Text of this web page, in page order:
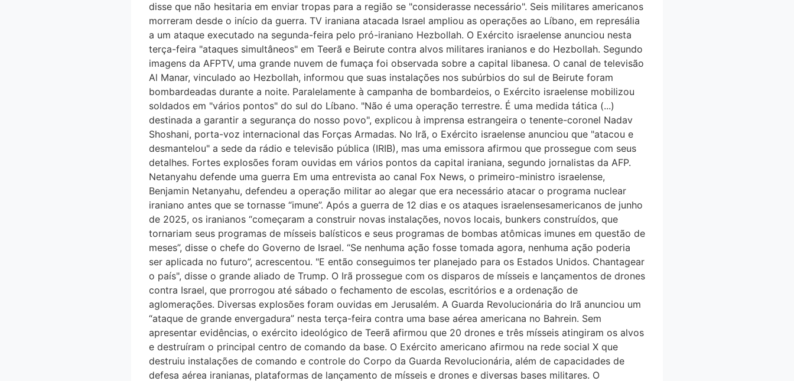
disse que não hesitaria em enviar tropas para a região se "considerasse necessário". Seis militares americanos
morreram desde o início da guerra. TV iraniana atacada Israel ampliou as operações ao Líbano, em represália
a um ataque executado na segunda-feira pelo pró-iraniano Hezbollah. O Exército israelense anunciou nesta
terça-feira "ataques simultâneos" em Teerã e Beirute contra alvos militares iranianos e do Hezbollah. Segundo
imagens da AFPTV, uma grande nuvem de fumaça foi observada sobre a capital libanesa. O canal de televisão
Al Manar, vinculado ao Hezbollah, informou que suas instalações nos subúrbios do sul de Beirute foram
bombardeadas durante a noite. Paralelamente à campanha de bombardeios, o Exército israelense mobilizou
soldados em "vários pontos" do sul do Líbano. "Não é uma operação terrestre. É uma medida tática (...)
destinada a garantir a segurança do nosso povo", explicou à imprensa estrangeira o tenente-coronel Nadav
Shoshani, porta-voz internacional das Forças Armadas. No Irã, o Exército israelense anunciou que "atacou e
desmantelou" a sede da rádio e televisão pública (IRIB), mas uma emissora afirmou que prossegue com seus
detalhes. Fortes explosões foram ouvidas em vários pontos da capital iraniana, segundo jornalistas da AFP.
Netanyahu defende uma guerra Em uma entrevista ao canal Fox News, o primeiro-ministro israelense,
Benjamin Netanyahu, defendeu a operação militar ao alegar que era necessário atacar o programa nuclear
iraniano antes que se tornasse “imune”. Após a guerra de 12 dias e os ataques israelensesamericanos de junho
de 2025, os iranianos “começaram a construir novas instalações, novos locais, bunkers construídos, que
tornariam seus programas de mísseis balísticos e seus programas de bombas atômicas imunes em questão de
meses”, disse o chefe do Governo de Israel. “Se nenhuma ação fosse tomada agora, nenhuma ação poderia
ser aplicada no futuro”, acrescentou. "E então conseguimos ter planejado para os Estados Unidos. Chantagear
o país", disse o grande aliado de Trump. O Irã prossegue com os disparos de mísseis e lançamentos de drones
contra Israel, que prorrogou até sábado o fechamento de escolas, escritórios e a ordenação de
aglomerações. Diversas explosões foram ouvidas em Jerusalém. A Guarda Revolucionária do Irã anunciou um
“ataque de grande envergadura” nesta terça-feira contra uma base aérea americana no Bahrein. Sem
apresentar evidências, o exército ideológico de Teerã afirmou que 20 drones e três mísseis atingiram os alvos
e destruíram o principal centro de comando da base. O Exército americano afirmou na rede social X que
destruiu instalações de comando e controle do Corpo da Guarda Revolucionária, além de capacidades de
defesa aérea iranianas, plataformas de lançamento de mísseis e drones e diversas bases militares. O